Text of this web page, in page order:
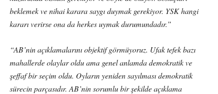
beklemek ve nihai karara saygı duymak gerekiyor. YSK hangi
kararı verirse ona da herkes uymak durumundadır.”
“AB’nin açıklamalarını objektif görmüyoruz. Ufak tefek bazı
mahallerde olaylar oldu ama genel anlamda demokratik ve
şeffaf bir seçim oldu. Oyların yeniden sayılması demokratik
sürecin parçasıdır. AB’nin sorumlu bir şekilde açıklama